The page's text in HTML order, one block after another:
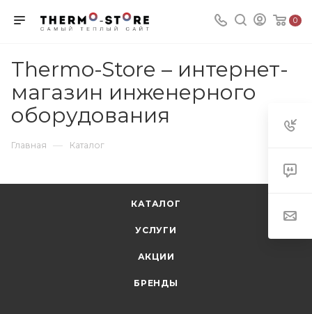
0
Thermo-Store – интернет-
магазин инженерного
оборудования
Главная — Каталог
КАТАЛОГ
УСЛУГИ
АКЦИИ
БРЕНДЫ